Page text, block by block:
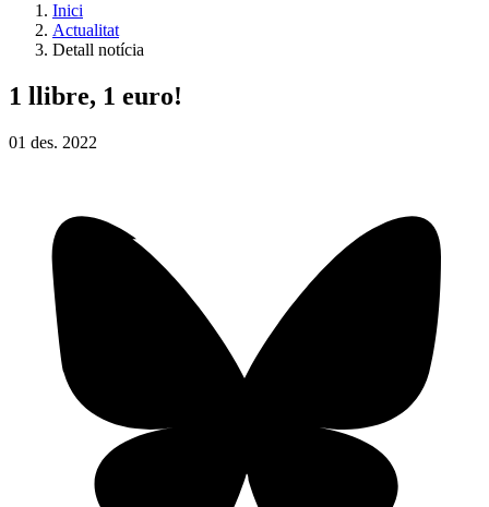
Inici
Actualitat
Detall notícia
1 llibre, 1 euro!
01 des. 2022